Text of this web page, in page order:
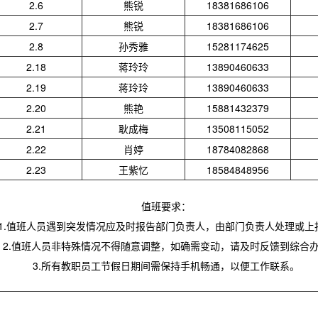
2.6 熊锐
18381686106
2.7
熊锐
18381686106
2.8
孙秀雅
15281174625
2.18
蒋玲玲
13890460633
2.19
蒋玲玲
13890460633
2.20
熊艳
15881432379
2.21
耿成梅
13508115052
2.22
肖婷
18784082868
2.23
王紫忆 18584848956
值班要求：
值班人员遇到突发情况应及时报告部门负责人，由部门负责人处理或上
2.值班人员非特殊情况不得随意调整，如确需变动，请及时反馈到综合办
3.所有教职员工节假日期间需保持手机畅通，以便工作联系。